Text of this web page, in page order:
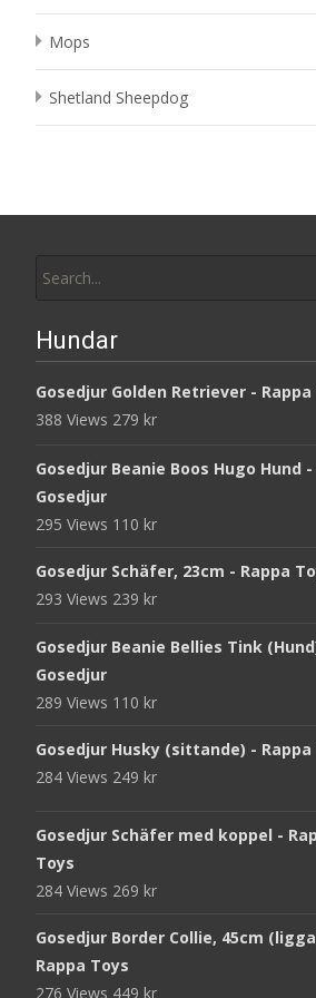
Mops
Shetland Sheepdog
for:
Hundar
Gosedjur Golden Retriever - Rappa
388 Views 279 kr
Gosedjur Beanie Boos Hugo Hund -
Gosedjur
295 Views 110 kr
Gosedjur Schäfer, 23cm - Rappa
293 Views 239 kr
Gosedjur Beanie Bellies Tink
Gosedjur
289 Views 110 kr
Gosedjur Husky (sittande) - Rappa
284 Views 249 kr
Gosedjur Schäfer med koppel -
Toys
284 Views 269 kr
Gosedjur Border Collie, 45cm
Rappa Toys
276 Views 449 kr